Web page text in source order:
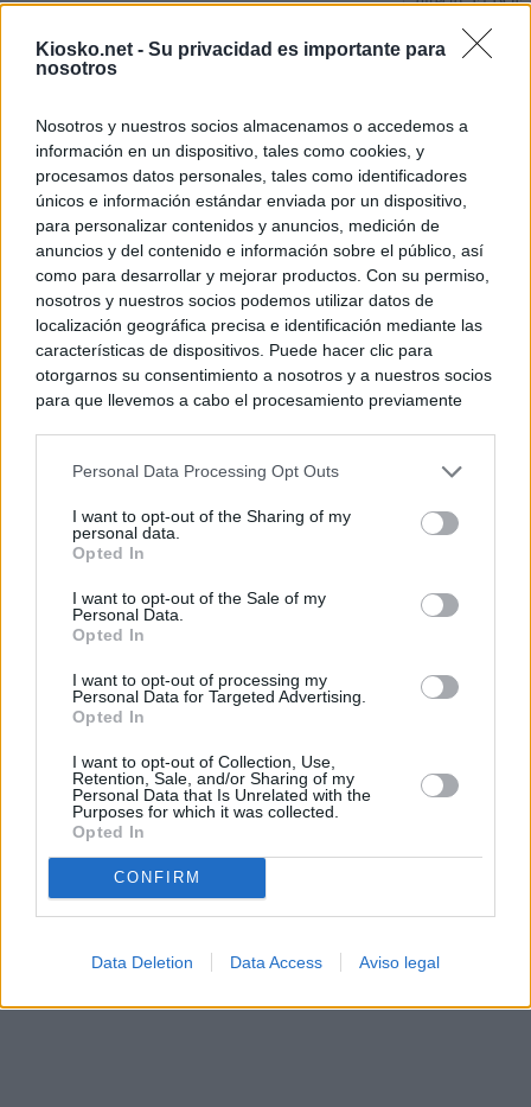
Kiosko.net - Su privacidad es importante para
nosotros
Nosotros y nuestros socios almacenamos o accedemos a
información en un dispositivo, tales como cookies, y
procesamos datos personales, tales como identificadores
únicos e información estándar enviada por un dispositivo,
para personalizar contenidos y anuncios, medición de
anuncios y del contenido e información sobre el público, así
como para desarrollar y mejorar productos. Con su permiso,
nosotros y nuestros socios podemos utilizar datos de
localización geográfica precisa e identificación mediante las
características de dispositivos. Puede hacer clic para
otorgarnos su consentimiento a nosotros y a nuestros socios
para que llevemos a cabo el procesamiento previamente
negar su consentimiento. Tenga en cuenta que algún
de su consentimiento, pero usted tiene el derecho de
rechazar tal procesamiento. Sus preferencias se aplicarán
cualquier momento entrando de nuevo en este sitio web o
visitando nuestra política de privacidad.
Personal Data Processing Opt Outs
I want to opt-out of the Sharing of my
personal data.
Opted In
I want to opt-out of the Sale of my
Personal Data.
Opted In
I want to opt-out of processing my
Personal Data for Targeted Advertising.
Opted In
I want to opt-out of Collection, Use,
Retention, Sale, and/or Sharing of my
Personal Data that Is Unrelated with the
Purposes for which it was collected.
Opted In
CONFIRM
Data Deletion Data Access Aviso legal
tacha de
Sánchez
© Kiosko.net Aviso Legal Privacidad y Cookies